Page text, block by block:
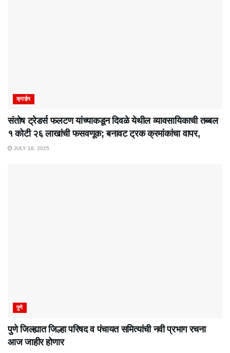
क्राईम
संतोष ट्रेडर्स फलटण यांच्याकडून दिवळे येथील व्यावसायिकाची तब्बल
१ कोटी २६ लाखांची फसवणूक; बनावट ट्रक क्रमांकांचा वापर,
JULY 18, 2025
पुणे
पुणे जिल्ह्यात जिल्हा परिषद व पंचायत समित्यांची नवी प्रभाग रचना
आज जाहीर होणार